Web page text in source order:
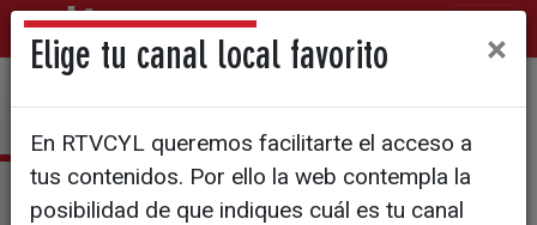
María Ramos
Elige tu canal local favorito ×
En RTVCYL queremos facilitarte el acceso a
tus contenidos. Por ello la web contempla la
posibilidad de que indiques cuál es tu canal